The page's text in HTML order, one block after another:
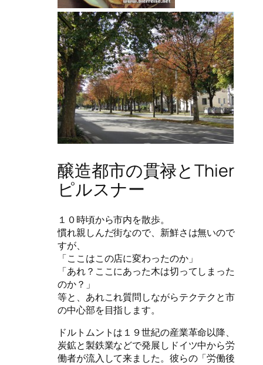
醸造都市の貫禄とThier
ピルスナー
１０時頃から市内を散歩。
慣れ親しんだ街なので、新鮮さは無いので
すが、
「ここはこの店に変わったのか」
「あれ？ここにあった木は切ってしまった
のか？」
等と、あれこれ質問しながらテクテクと市
の中心部を目指します。
ドルトムントは１９世紀の産業革命以降、
炭鉱と製鉄業などで発展しドイツ中から労
働者が流入して来ました。彼らの「労働後